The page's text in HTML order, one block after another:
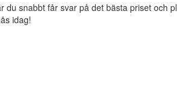
du snabbt får svar på det bästa priset och
idag!